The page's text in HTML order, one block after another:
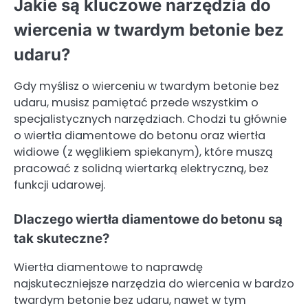
Jakie są kluczowe narzędzia do
wiercenia w twardym betonie bez
udaru?
Gdy myślisz o wierceniu w twardym betonie bez
udaru, musisz pamiętać przede wszystkim o
specjalistycznych narzędziach. Chodzi tu głównie
o wiertła diamentowe do betonu oraz wiertła
widiowe (z węglikiem spiekanym), które muszą
pracować z solidną wiertarką elektryczną, bez
funkcji udarowej.
Dlaczego wiertła diamentowe do betonu są
tak skuteczne?
Wiertła diamentowe to naprawdę
najskuteczniejsze narzędzia do wiercenia w bardzo
twardym betonie bez udaru, nawet w tym